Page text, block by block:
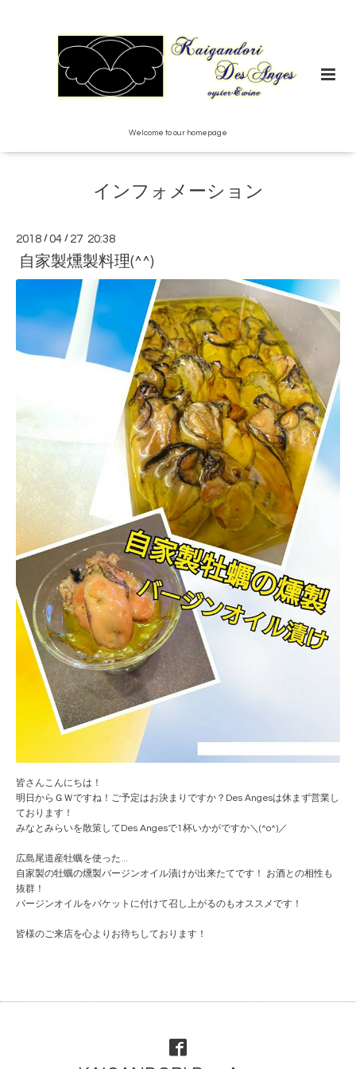
Welcome to our homepage
インフォメーション
2018 /04 / 27 20:38
自家製燻製料理(^^)
皆さんこんにちは！
明日からＧＷですね！ご予定はお決まりですか？Des Angesは休まず営業し
ております！
みなとみらいを散策してDes Angesで1杯いかがですか＼(^o^)／
広島尾道産牡蠣を使った...
自家製の牡蠣の燻製バージンオイル漬けが出来たてです！
お酒との相性も
抜群！
バージンオイルをバケットに付けて召し上がるのもオスス メです！
皆様のご来店を心よりお待ちしております！